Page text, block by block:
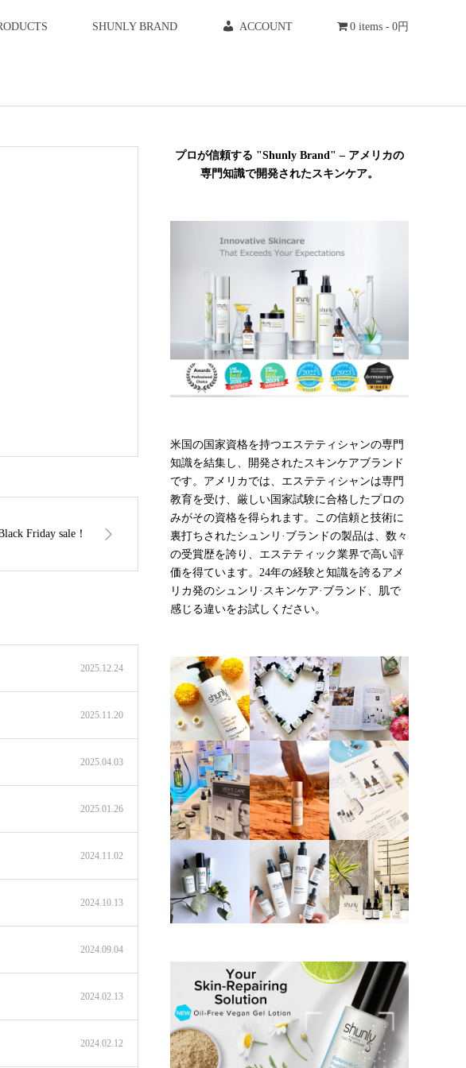
SHUNLY BRAND ACCOUNT 0 items 0円
Friday sale！
2025.12.24
2025.11.20
2025.04.03
2025.01.26
2024.11.02
2024.10.13
2024.09.04
2024.02.13
2024.02.12
プロが信頼する "Shunly Brand" – アメリカの
専門知識で開発されたスキンケア。
米国の国家資格を持つエステティシャンの専門
知識を結集し、開発されたスキンケアブランド
です。アメリカでは、エステティシャンは専門
教育を受け、厳しい国家試験に合格したプロの
みがその資格を得られます。この信頼と技術に
裏打ちされたシュンリ·ブランドの製品は、数々
の受賞歴を誇り、エステティック業界で高い評
価を得ています。24年の経験と知識を誇るアメ
リカ発のシュンリ·スキンケア·ブランド、肌で
感じる違いをお試しください。